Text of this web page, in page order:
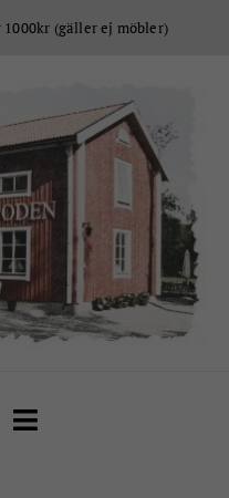
(gäller ej möbler)